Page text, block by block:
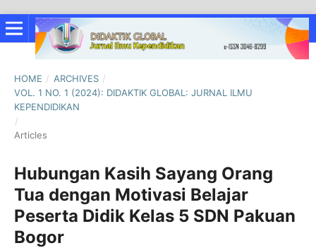
HOME / ARCHIVES /
VOL. 1 NO. 1 (2024): DIDAKTIK GLOBAL: JURNAL ILMU
KEPENDIDIKAN
/
Articles
Hubungan Kasih Sayang Orang
Tua dengan Motivasi Belajar
Peserta Didik Kelas 5 SDN Pakuan
Bogor